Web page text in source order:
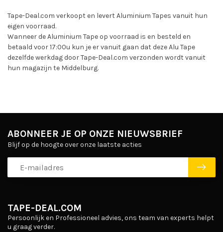
Tape-Deal.com verkoopt en levert Aluminium Tapes vanuit hun
eigen voorraad.
Wanneer de Aluminium Tape op voorraad is en besteld en
betaald voor 17:00u kun je er vanuit gaan dat deze Alu Tape
dezelfde werkdag door Tape-Deal.com verzonden wordt vanuit
hun magazijn te Middelburg.
TAPE-DEAL.COM
Persoonlijk en Professioneel advies, ons team van experts helpt
u graag verder.
ABONNEER JE OP ONZE NIEUWSBRIEF
Blijf op de hoogte over onze laatste acties